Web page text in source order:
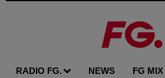
RADIO FG. NEWS FG MIX